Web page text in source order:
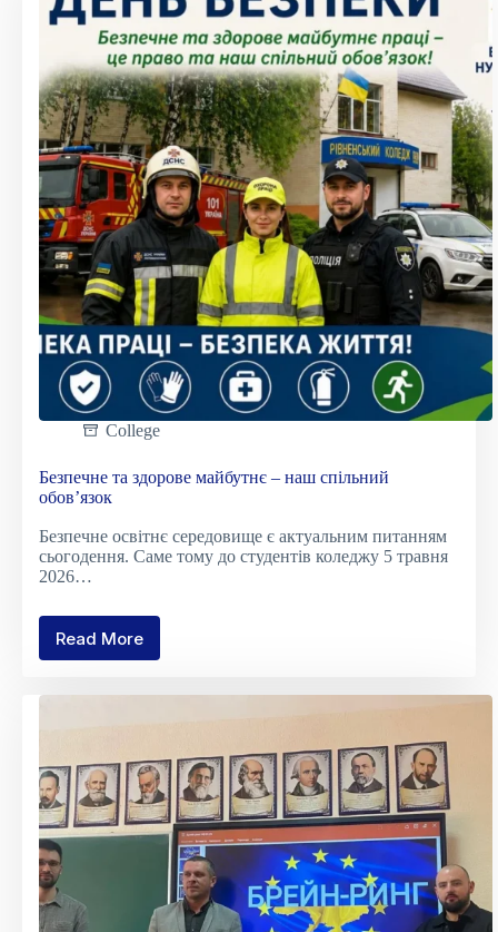
College
Безпечне та здорове майбутнє – наш спільний
обов’язок
Безпечне освітнє середовище є актуальним питанням
сьогодення. Саме тому до студентів коледжу 5 травня
2026…
Read More
Безпечне
здорове
спільний
обов’язок